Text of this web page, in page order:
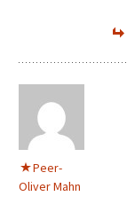
Peer-
Oliver Mahn